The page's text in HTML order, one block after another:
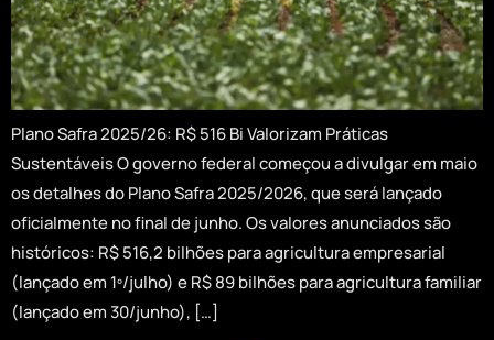
Plano Safra 2025/26: R$ 516 Bi Valorizam Práticas
Sustentáveis O governo federal começou a divulgar em maio
os detalhes do Plano Safra 2025/2026, que será lançado
oficialmente no final de junho. Os valores anunciados são
históricos: R$ 516,2 bilhões para agricultura empresarial
(lançado em 1º/julho) e R$ 89 bilhões para agricultura familiar
(lançado em 30/junho), […]